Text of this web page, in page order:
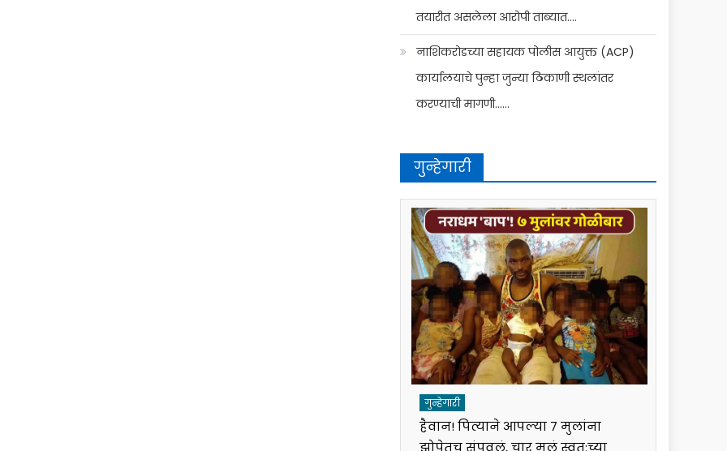
तयारीत असलेला आरोपी ताब्यात….
नाशिकरोडच्या सहायक पोलीस आयुक्त (ACP)
कार्यालयाचे पुन्हा जुन्या ठिकाणी स्थलांतर
करण्याची मागणी……
गुन्हेगारी
गुन्हेगारी
हैवान! पित्याने आपल्या ७ मुलांना
झोपेतच संपवलं, चार मुलं स्वत:च्या